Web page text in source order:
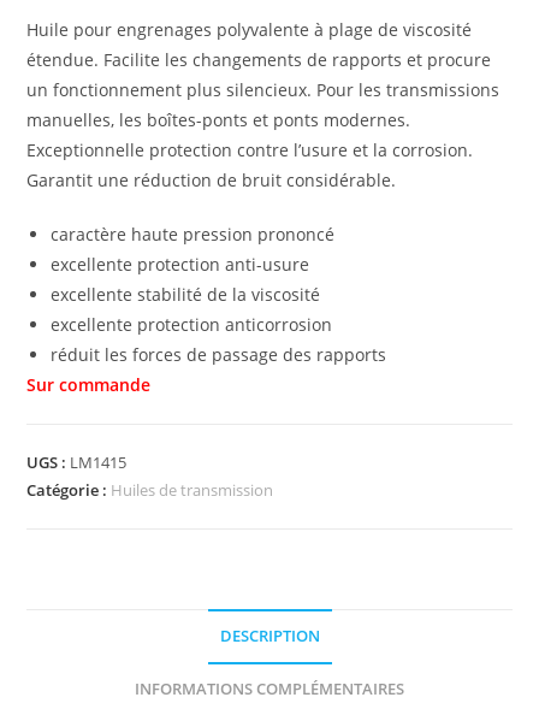
Huile pour engrenages polyvalente à plage de viscosité
étendue. Facilite les changements de rapports et procure
un fonctionnement plus silencieux. Pour les transmissions
manuelles, les boîtes-ponts et ponts modernes.
Exceptionnelle protection contre l’usure et la corrosion.
Garantit une réduction de bruit considérable.
caractère haute pression prononcé
excellente protection anti-usure
excellente stabilité de la viscosité
excellente protection anticorrosion
réduit les forces de passage des rapports
UGS : LM1415
Catégorie : Huiles de transmission
DESCRIPTION
INFORMATIONS COMPLÉMENTAIRES